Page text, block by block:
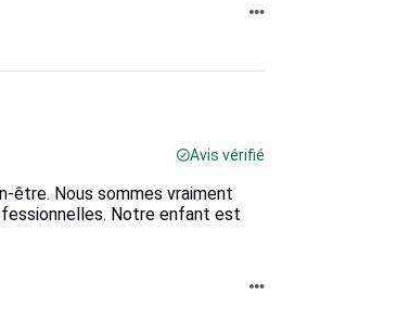
Avis vérifié
être. Nous sommes vraiment
Notre enfant est